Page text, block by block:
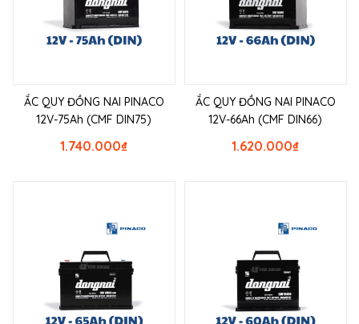
ẮC QUY ĐỒNG NAI PINACO
12V-75Ah (CMF DIN75)
₫
1.740.000
ẮC QUY ĐỒNG NAI PINACO
12V-66Ah (CMF DIN66)
₫
1.620.000